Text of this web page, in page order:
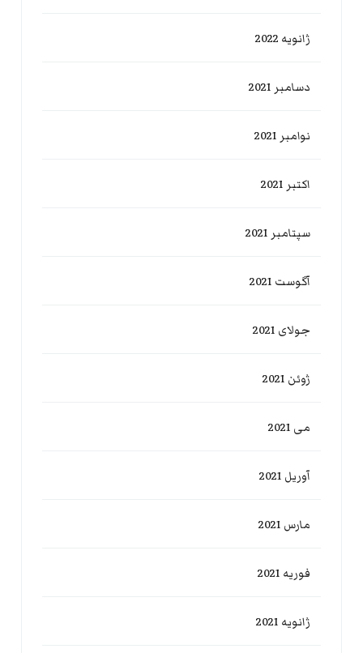
ژانویه 2022
دسامبر 2021
نوامبر 2021
اکتبر 2021
سپتامبر 2021
آگوست 2021
جولای 2021
ژوئن 2021
می 2021
آوریل 2021
مارس 2021
فوریه 2021
ژانویه 2021